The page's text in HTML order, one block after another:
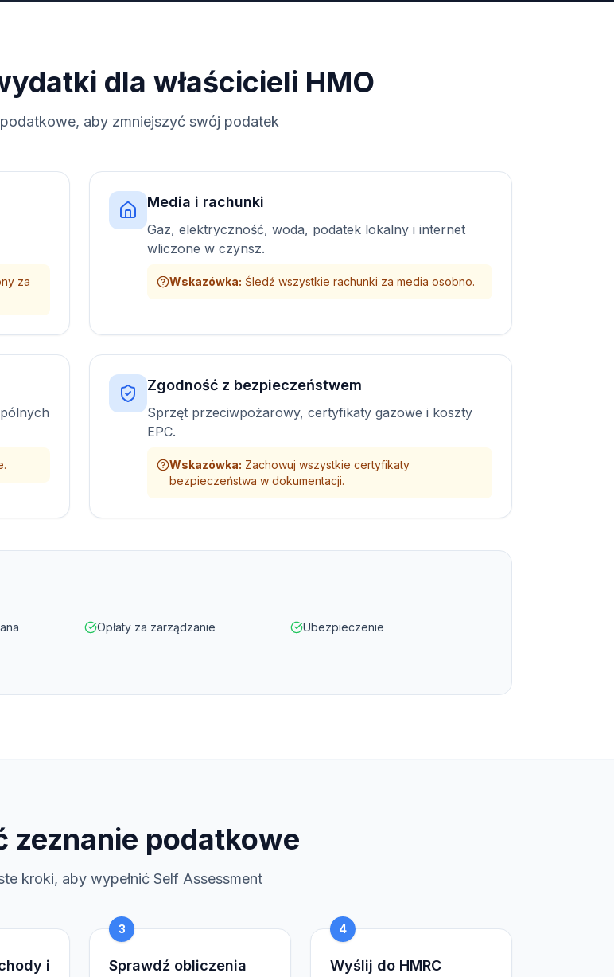
dla właścicieli HMO
aby zmniejszyć swój podatek
za
Media i rachunki
Gaz, elektryczność, woda, podatek lokalny i internet
wliczone w czynsz.
Wskazówka: Śledź wszystkie rachunki za media osobno.
Zgodność z bezpieczeństwem
Sprzęt przeciwpożarowy, certyfikaty gazowe i koszty
EPC.
Wskazówka: Zachowuj wszystkie certyfikaty
bezpieczeństwa w dokumentacji.
Opłaty za zarządzanie Ubezpieczenie
zeznanie podatkowe
kroki, aby wypełnić Self Assessment
i
3
Sprawdź obliczenia
4
Wyślij do HMRC